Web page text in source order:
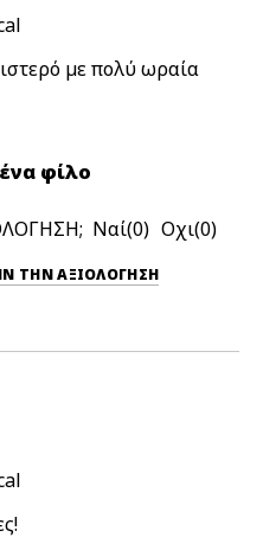
με πολύ ωραία
φίλο
0 0
ΑΡΝΗΤΙΚΆ ΑΥΤΉΝ ΤΗΝ ΑΞΙΟΛΟΓΗΣΗ